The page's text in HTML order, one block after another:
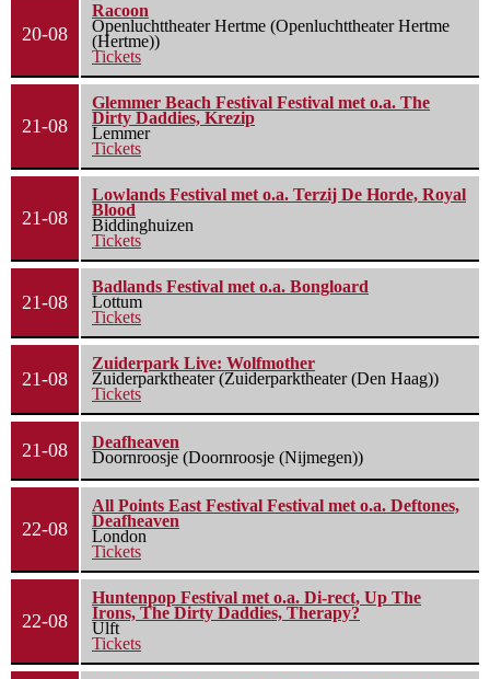
20-08
Racoon
Openluchttheater Hertme (Openluchttheater Hertme
(Hertme))
Tickets
21-08
Glemmer Beach Festival Festival met o.a. The
Dirty Daddies, Krezip
Lemmer
Tickets
21-08
Lowlands Festival met o.a. Terzij De Horde, Royal
Blood
Biddinghuizen
Tickets
21-08
Badlands Festival met o.a. Bongloard
Lottum
Tickets
21-08
Zuiderpark Live: Wolfmother
Zuiderparktheater (Zuiderparktheater (Den Haag))
Tickets
21-08
Deafheaven
Doornroosje (Doornroosje (Nijmegen))
22-08
All Points East Festival Festival met o.a. Deftones,
Deafheaven
London
Tickets
22-08
Huntenpop Festival met o.a. Di-rect, Up The
Irons, The Dirty Daddies, Therapy?
Ulft
Tickets